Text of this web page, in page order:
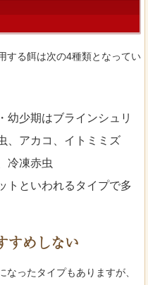
する餌は次の4種類となってい
幼少期はブラインシュリ
、アカコ、イトミミズ
冷凍赤虫
トといわれるタイプで多
すめしない
ったタイプもありますが、